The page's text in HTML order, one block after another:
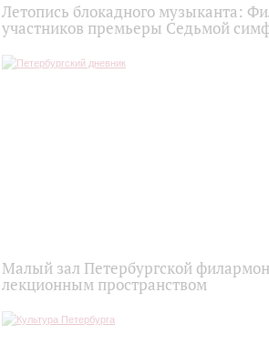
Летопись блокадного музыканта:
участников премьеры Седьмой
Малый зал Петербургской
лекционным пространством